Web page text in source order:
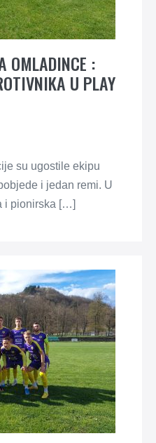
OMLADINCE :
U PLAY
su ugostile ekipu
i jedan remi. U
i pionirska […]